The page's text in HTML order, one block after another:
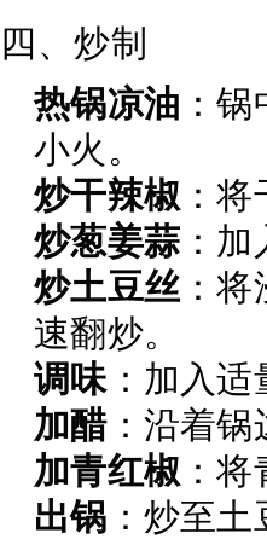
四、炒制
热锅凉油 ：
小火。
炒干辣椒 ：
炒葱姜蒜 ：
炒土豆丝 ：
速翻炒。
调味：加入适
加醋：沿着锅
加青红椒 ：
出锅 ：炒至